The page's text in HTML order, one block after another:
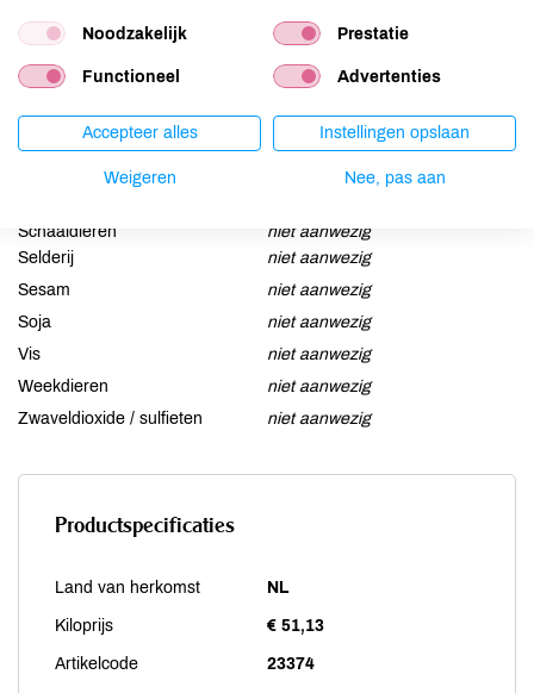
Ei
niet aanwezig
Gluten
niet aanwezig
niet aanwezig
niet aanwezig
Schaaldieren
niet aanwezig
Selderij
niet aanwezig
Sesam
niet aanwezig
Soja
niet aanwezig
Vis
niet aanwezig
Weekdieren
niet aanwezig
Zwaveldioxide / sulfieten
niet aanwezig
Productspecificaties
Land van herkomst NL
Kiloprijs € 51,13
Artikelcode 23374
Noodzakelijk Prestatie
Functioneel Advertenties
Accepteer alles Instellingen opslaan
Weigeren Nee, pas aan